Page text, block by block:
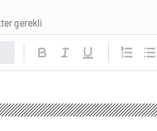
gerekli